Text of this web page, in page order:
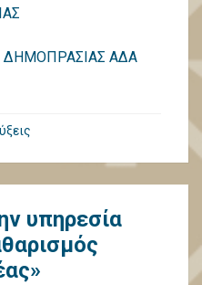
ΔΗΜΟΠΡΑΣΙΑΣ ΑΔΑ
υπηρεσία